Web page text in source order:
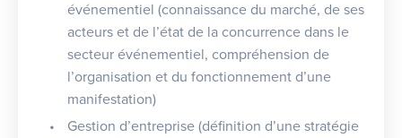
événementiel (connaissance du marché, de ses
acteurs et de l’état de la concurrence dans le
secteur événementiel, compréhension de
l’organisation et du fonctionnement d’une
manifestation)
Gestion d’entreprise (définition d’une stratégie